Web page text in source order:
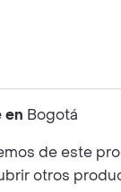
en Bogotá
de este
otros